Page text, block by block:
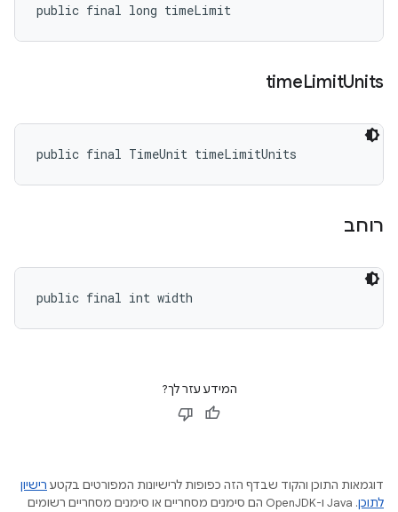
public final long timeLimit
timeLimitUnits
public final TimeUnit timeLimitUnits
רוחב
public final int width
המידע עזר לך?
דוגמאות התוכן והקוד שבדף הזה כפופות לרישיונות המפורטים בקטע רישיון
לתוכן
.‏ Java ו-OpenJDK הם סימנים מסחריים או סימנים מסחריים רשומים